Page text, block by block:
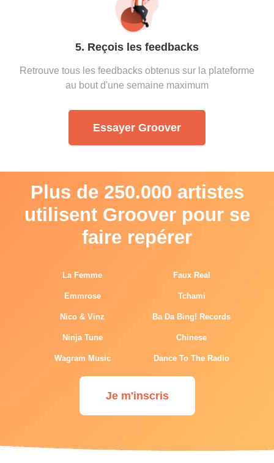
5. Reçois les feedbacks
Retrouve tous les feedbacks obtenus sur la plateforme
au bout d'une semaine maximum
Essayer Groover
Plus de 250.000 artistes
utilisent Groover pour se
faire repérer
La Femme Faux Real
Emmrose Tchami
Nico & Vinz Ba Da Bing! Records
Ninja Tune Chinese
Wagram Music Dance To The Radio
Je m'inscris